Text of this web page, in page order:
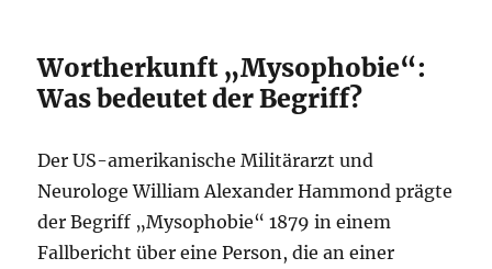
Wortherkunft „Mysophobie“:
Was bedeutet der Begriff?
Der US-amerikanische Militärarzt und
Neurologe William Alexander Hammond prägte
der Begriff „Mysophobie“ 1879 in einem
Fallbericht über eine Person, die an einer